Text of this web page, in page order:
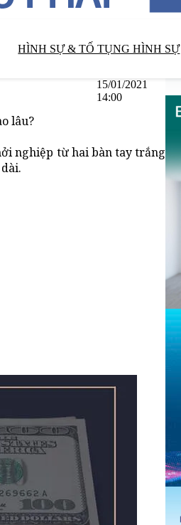
HÌNH SỰ & TỐ TỤNG HÌNH SỰ
15/01/2021
14:00
lâu?
nghiệp từ hai bàn tay trắng